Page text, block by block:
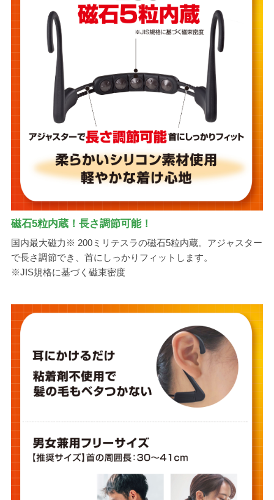
磁石5粒内蔵！長さ調節可能！
国内最大磁力※ 200ミリテスラの磁石5粒内蔵。アジャスター
で長さ調節でき、首にしっかりフィットします。
※JIS規格に基づく磁束密度